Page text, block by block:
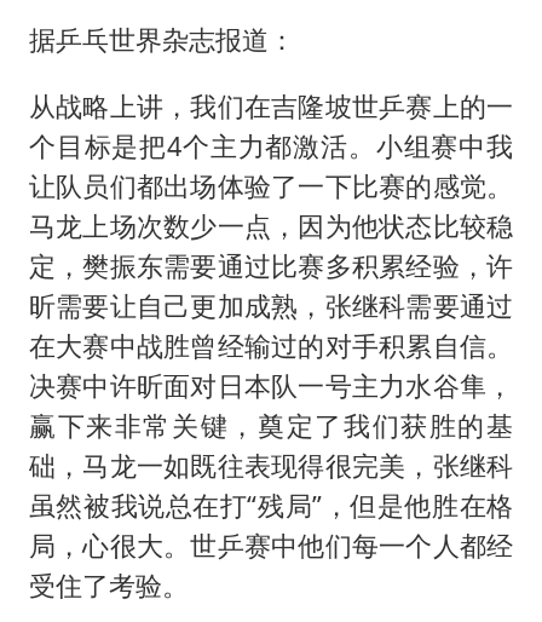
上海全力守护市民“菜篮子”
暑期研学游升温 在旅途中增长知识
猫咪过火把节被抹成黑猫
BLG经理辟谣Bin离队
以军士兵把枪口对准中国记者
云南一男子胃中取出180颗铁钉
曹颖儿子首次演长剧
总书记点赞的非遗苗绣焕发新生机
据乒乓世界杂志报道：
从战略上讲，我们在吉隆坡世乒赛上的一
个目标是把4个主力都激活。小组赛中我
让队员们都出场体验了一下比赛的感觉。
马龙上场次数少一点，因为他状态比较稳
定，樊振东需要通过比赛多积累经验，许
昕需要让自己更加成熟，张继科需要通过
在大赛中战胜曾经输过的对手积累自信。
决赛中许昕面对日本队一号主力水谷隼，
赢下来非常关键，奠定了我们获胜的基
础，马龙一如既往表现得很完美，张继科
虽然被我说总在打“残局”，但是他胜在格
局，心很大。世乒赛中他们每一个人都经
受住了考验。